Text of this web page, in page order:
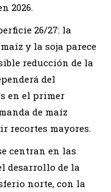
2026.
26/27: la
y la soja parece
reducción de la
del
en el primer
de maíz
recortes mayores.
centran en las
desarrollo de la
norte, con la